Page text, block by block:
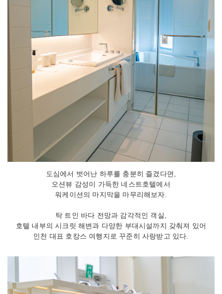
도심에서 벗어난 하루를 충분히 즐겼다면,
오션뷰 감성이 가득한 네스트호텔에서
워케이션의 마지막을 마무리해보자.
탁 트인 바다 전망과 감각적인 객실,
호텔 내부의 시크릿 해변과 다양한 부대시설까지 갖춰져 있어
인천 대표 호캉스 여행지로 꾸준히 사랑받고 있다.